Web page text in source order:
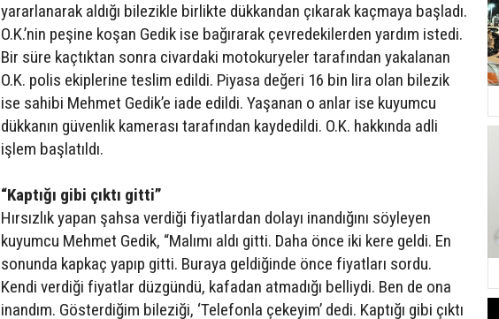
yararlanarak aldığı bilezikle birlikte dükkandan çıkarak kaçmaya başladı.
O.K.’nin peşine koşan Gedik ise bağırarak çevredekilerden yardım istedi.
Bir süre kaçtıktan sonra civardaki motokuryeler tarafından yakalanan
O.K. polis ekiplerine teslim edildi. Piyasa değeri 16 bin lira olan bilezik
ise sahibi Mehmet Gedik’e iade edildi. Yaşanan o anlar ise kuyumcu
dükkanın güvenlik kamerası tarafından kaydedildi. O.K. hakkında adli
işlem başlatıldı.
“Kaptığı gibi çıktı gitti”
Hırsızlık yapan şahsa verdiği fiyatlardan dolayı inandığını söyleyen
kuyumcu Mehmet Gedik, “Malımı aldı gitti. Daha önce iki kere geldi. En
sonunda kapkaç yapıp gitti. Buraya geldiğinde önce fiyatları sordu.
Kendi verdiği fiyatlar düzgündü, kafadan atmadığı belliydi. Ben de ona
inandım. Gösterdiğim bileziği, ‘Telefonla çekeyim’ dedi. Kaptığı gibi çıktı